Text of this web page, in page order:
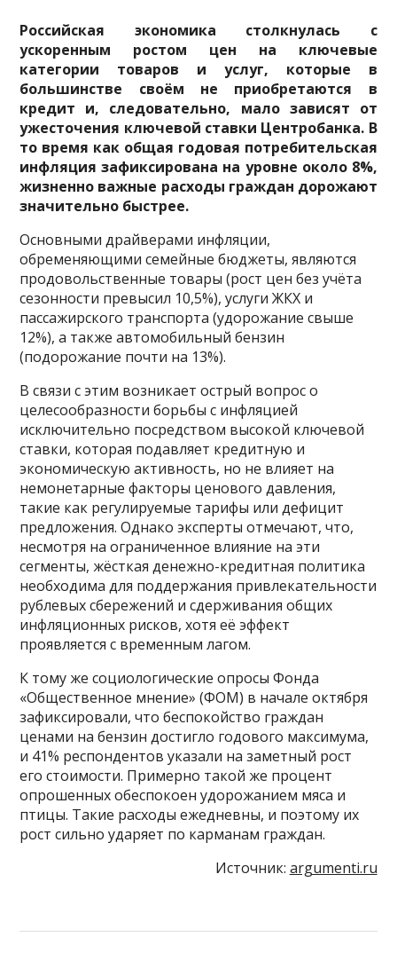
Российская экономика столкнулась с
ускоренным ростом цен на ключевые
категории товаров и услуг, которые в
большинстве своём не приобретаются в
кредит и, следовательно, мало зависят от
ужесточения ключевой ставки Центробанка. В
то время как общая годовая потребительская
инфляция зафиксирована на уровне около 8%,
жизненно важные расходы граждан дорожают
значительно быстрее.
Основными драйверами инфляции,
обременяющими семейные бюджеты, являются
продовольственные товары (рост цен без учёта
сезонности превысил 10,5%), услуги ЖКХ и
пассажирского транспорта (удорожание свыше
12%), а также автомобильный бензин
(подорожание почти на 13%).
В связи с этим возникает острый вопрос о
целесообразности борьбы с инфляцией
исключительно посредством высокой ключевой
ставки, которая подавляет кредитную и
экономическую активность, но не влияет на
немонетарные факторы ценового давления,
такие как регулируемые тарифы или дефицит
предложения. Однако эксперты отмечают, что,
несмотря на ограниченное влияние на эти
сегменты, жёсткая денежно-кредитная политика
необходима для поддержания привлекательности
рублевых сбережений и сдерживания общих
инфляционных рисков, хотя её эффект
проявляется с временным лагом.
К тому же социологические опросы Фонда
«Общественное мнение» (ФОМ) в начале октября
зафиксировали, что беспокойство граждан
ценами на бензин достигло годового максимума,
и 41% респондентов указали на заметный рост
его стоимости. Примерно такой же процент
опрошенных обеспокоен удорожанием мяса и
птицы. Такие расходы ежедневны, и поэтому их
рост сильно ударяет по карманам граждан.
Источник: argumenti.ru